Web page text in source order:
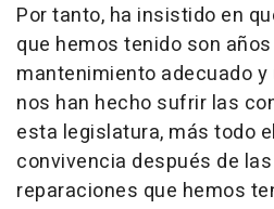
Por tanto, ha insistido en
que hemos tenido son
mantenimiento adecuado
nos han hecho sufrir las
esta legislatura, más todo
convivencia después de
reparaciones que hemos